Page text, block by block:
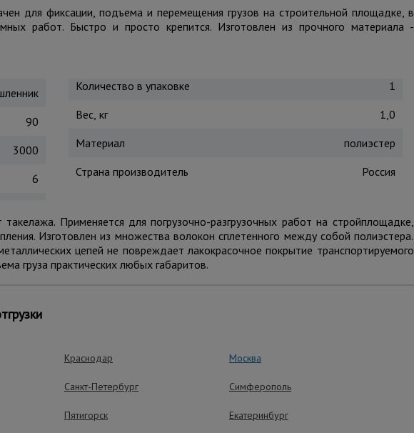
для фиксации, подъема и перемещения грузов на строительной площадке, в
работ. Быстро и просто крепится. Изготовлен из прочного материала -
90
3000
6
Количество в упаковке
1
Вес, кг
1,0
Материал
полиэстер
Страна производитель
Россия
Применяется для погрузочно-разгрузочных работ на стройплощадке,
Изготовлен из множества волокон сплетенного между собой полиэстера.
цепей не повреждает лакокрасочное покрытие транспортируемого
груза практических любых габаритов.
– эффективная работа
Строп совместим с любыми захватами,
Краснодар Москва
Санкт-Петербург Симферополь
Пятигорск Екатеринбург